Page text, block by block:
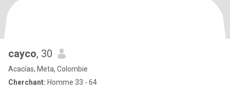
cayco, 30
Acacías, Meta, Colombie
Cherchant: Homme 33 - 64